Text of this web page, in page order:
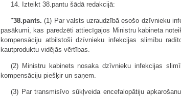
14. Izteikt 38.pantu šādā redakcijā:
"38.pants. (1) Par valsts uzraudzībā esošo dzīvnieku
pasākumi, kas paredzēti attiecīgajos Ministru kabineta
kompensāciju atbilstoši dzīvnieku infekcijas slimību
kautproduktu vidējās vērtības.
(2) Ministru kabinets nosaka dzīvnieku infekcijas
kompensāciju piešķir un saņem.
(3) Par transmisīvo sūkļveida encefalopātiju